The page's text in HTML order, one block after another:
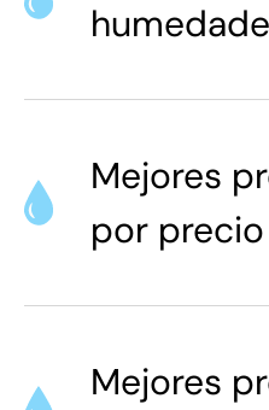
Mejores
por precio
Mejores